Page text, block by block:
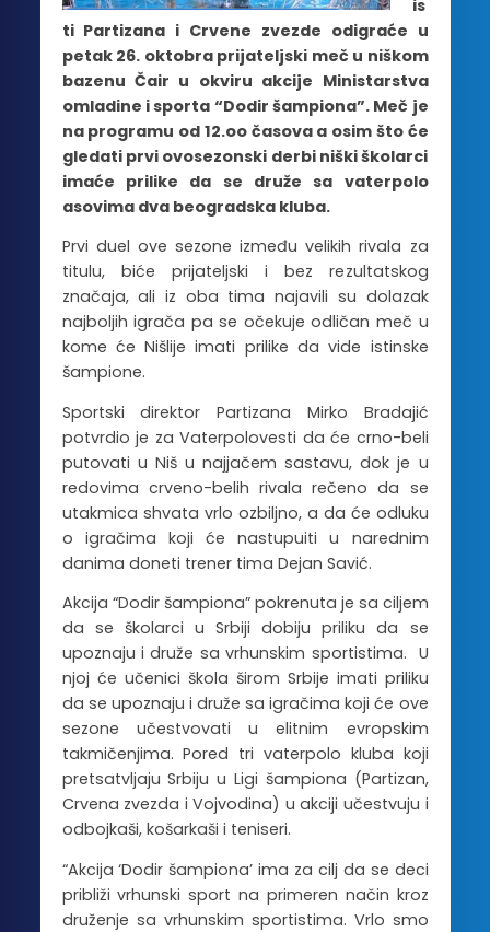
is
ti Partizana i Crvene zvezde odigraće u
petak 26. oktobra prijateljski meč u niškom
bazenu Čair u okviru akcije Ministarstva
omladine i sporta “Dodir šampiona”. Meč je
na programu od 12.oo časova a osim što će
gledati prvi ovosezonski derbi niški školarci
imaće prilike da se druže sa vaterpolo
asovima dva beogradska kluba.
Prvi duel ove sezone između velikih rivala za
titulu, biće prijateljski i bez rezultatskog
značaja, ali iz oba tima najavili su dolazak
najboljih igrača pa se očekuje odličan meč u
kome će Nišlije imati prilike da vide istinske
šampione.
Sportski direktor Partizana Mirko Bradajić
potvrdio je za Vaterpolovesti da će crno-beli
putovati u Niš u najjačem sastavu, dok je u
redovima crveno-belih rivala rečeno da se
utakmica shvata vrlo ozbiljno, a da će odluku
o igračima koji će nastupuiti u narednim
danima doneti trener tima Dejan Savić.
Akcija “Dodir šampiona” pokrenuta je sa ciljem
da se školarci u Srbiji dobiju priliku da se
upoznaju i druže sa vrhunskim sportistima. U
njoj će učenici škola širom Srbije imati priliku
da se upoznaju i druže sa igračima koji će ove
sezone učestvovati u elitnim evropskim
takmičenjima. Pored tri vaterpolo kluba koji
pretsatvljaju Srbiju u Ligi šampiona (Partizan,
Crvena zvezda i Vojvodina) u akciji učestvuju i
odbojkaši, košarkaši i teniseri.
“Akcija ‘Dodir šampiona’ ima za cilj da se deci
približi vrhunski sport na primeren način kroz
druženje sa vrhunskim sportistima. Vrlo smo